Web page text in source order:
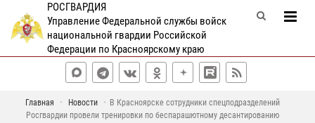
РОСГВАРДИЯ
Управление Федеральной службы войск
национальной гвардии Российской
Федерации по Красноярскому краю
Главная Новости
В Красноярске сотрудники спецподразделений
Росгвардии провели тренировки по беспарашютному десантированию